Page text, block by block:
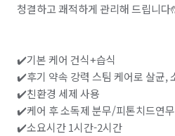
청결하고 쾌적하게 관리해 드립니다
✔️기본 케어 건식+습식
✔️후기 약속 강력 스팀 케어로 살균,
✔️친환경 세제 사용
✔️케어 후 소독제 분무/피톤치드연무
✔️소요시간 1시간-2시간